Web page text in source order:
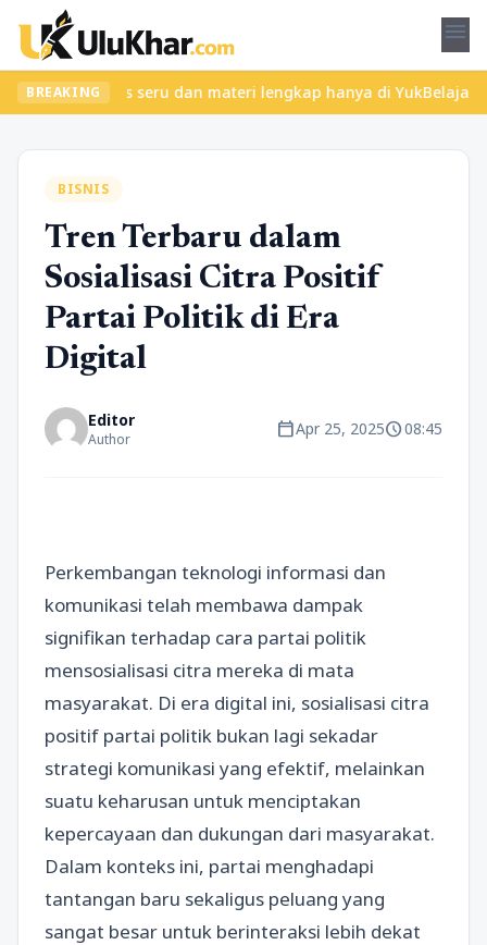
menu
BREAKING
kelas seru dan materi lengkap hanya di YukBelajar.com.
BISNIS
Tren Terbaru dalam
Sosialisasi Citra Positif
Partai Politik di Era
Digital
Editor
Author calendar_todayApr 25, 2025schedule08:45
Perkembangan teknologi informasi dan
komunikasi telah membawa dampak
signifikan terhadap cara partai politik
mensosialisasi citra mereka di mata
masyarakat. Di era digital ini, sosialisasi citra
positif partai politik bukan lagi sekadar
strategi komunikasi yang efektif, melainkan
suatu keharusan untuk menciptakan
kepercayaan dan dukungan dari masyarakat.
Dalam konteks ini, partai menghadapi
tantangan baru sekaligus peluang yang
sangat besar untuk berinteraksi lebih dekat